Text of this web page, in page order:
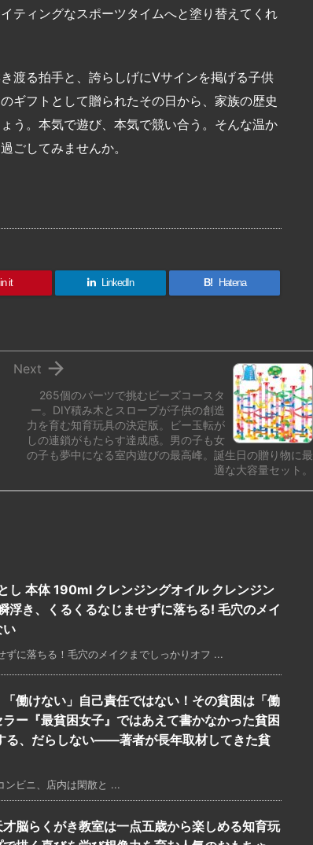
ティングなスポーツタイムへと塗り替えてくれ
渡る拍手と、誇らしげにVサインを掲げる子供
ギフトとして贈られたその日から、家族の歴史
う。本気で遊び、本気で競い合う。そんな温か
ごしてみませんか。
it LinkedIn B! Hatena
265個のパーツで挑むビーズコースタ
ー。DIY積み木とスロープが子供の創造
力を育む知育玩具の決定版。ビー玉転が
しの連鎖がもたらす達成感。男の子も女
の子も夢中になる室内遊びの最高峰。誕生日の贈り物に最
適な大容量セット。

Next
し 本体 190ml クレンジングオイル クレンジン
浮き、くるくるなじませずに落ちる! 毛穴のメイ
い
に落ちる！毛穴のメイクまでしっかりオフ ...
働けない」自己責任ではない！その貧困は「働
ー『最貧困女子』ではあえて書かなかった貧困
る、だらしない――著者が長年取材してきた貧
ンビニ、店内は閑散と ...
脳らくがき教室は一点五歳から楽しめる知育玩